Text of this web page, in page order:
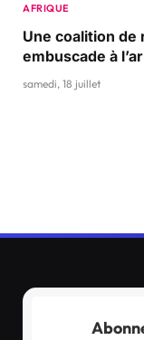
AFRIQUE
Une coalition de
embuscade à
samedi, 18 juillet